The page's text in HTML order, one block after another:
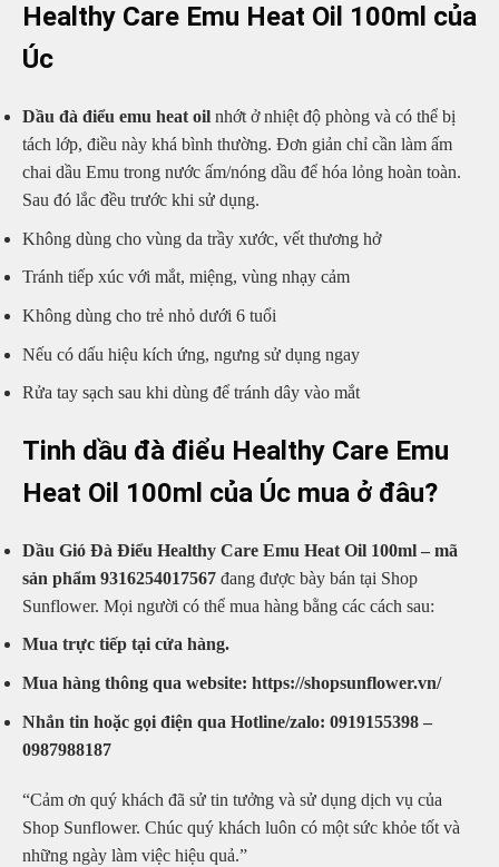
Healthy Care Emu Heat Oil 100ml của
Úc
Dầu đà điểu emu heat oil nhớt ở nhiệt độ phòng và có thể bị
tách lớp, điều này khá bình thường. Đơn giản chỉ cần làm ấm
chai dầu Emu trong nước ấm/nóng dầu để hóa lỏng hoàn toàn.
Sau đó lắc đều trước khi sử dụng.
Không dùng cho vùng da trầy xước, vết thương hở
Tránh tiếp xúc với mắt, miệng, vùng nhạy cảm
Không dùng cho trẻ nhỏ dưới 6 tuổi
Nếu có dấu hiệu kích ứng, ngưng sử dụng ngay
Rửa tay sạch sau khi dùng để tránh dây vào mắt
Tinh dầu đà điểu Healthy Care Emu
Heat Oil 100ml của Úc mua ở đâu?
Dầu Gió Đà Điểu Healthy Care Emu Heat Oil 100ml – mã
sản phẩm 9316254017567 đang được bày bán tại Shop
Sunflower. Mọi người có thể mua hàng bằng các cách sau:
Mua trực tiếp tại cửa hàng.
Mua hàng thông qua website: https://shopsunflower.vn/
Nhắn tin hoặc gọi điện qua Hotline/zalo: 0919155398 –
0987988187
“Cảm ơn quý khách đã sử tin tưởng và sử dụng dịch vụ của
Shop Sunflower. Chúc quý khách luôn có một sức khỏe tốt và
những ngày làm việc hiệu quả.”